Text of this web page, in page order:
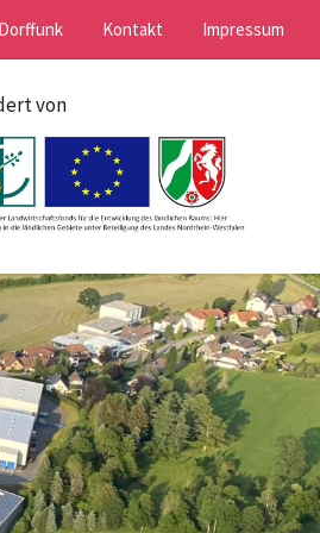
Dorffunk Kontakt Impressum
von